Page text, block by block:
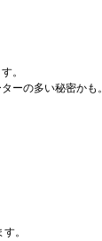
。
ーの多い秘密かも。
。